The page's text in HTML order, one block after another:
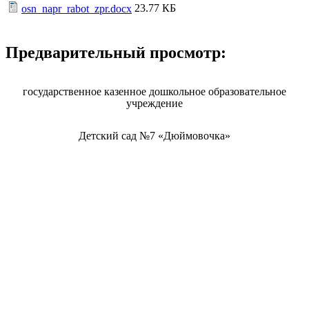
osn_napr_rabot_zpr.docx 23.77 КБ
Предварительный просмотр:
государственное казенное дошкольное образовательное
учреждение
Детский сад №7 «Дюймовочка»